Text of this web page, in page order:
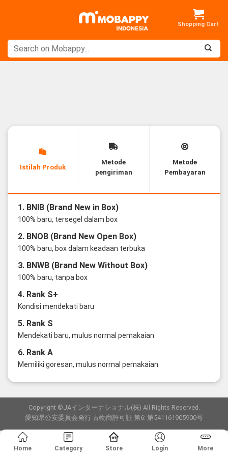
Istilah Produk
Metode
pengiriman
Metode
Pembayaran
1. BNIB (Brand New in Box)
100% baru, tersegel dalam box
2. BNOB (Brand New Open Box)
100% baru, box dalam keadaan terbuka
3. BNWB (Brand New Without Box)
100% baru, tanpa box
4. Rank S+
Kondisi mendekati baru
5. Rank S
Mendekati baru, mulus normal pemakaian
6. Rank A
Memiliki goresan, mulus normal pemakaian
Copyright ©JAインターナショナル(株) All Rights Reserved.
愛知県公安委員会発行 古物商許可証 第6: 第541161905900号
Home Category Store Login More